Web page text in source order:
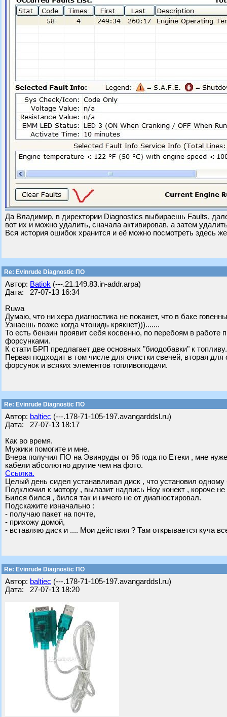
Да Владимир, в директории Diagnostics выбираешь Faults,
вот их и можно удалить, сначала активировав, а затем
Вся история ошибок хранится и её можно посмотреть здесь
Re: Evinrude Diagnostic ПО
Автор: Batiok (---.21.149.83.in-addr.arpa)
Дата: 27-07-13 16:34
Ruwa
Думаю, что ни хера диагностика не покажет, что в баке
Узнаешь позже когда чтонидь крякнет))).......
То есть бензин проявит себя косвенно, по перебоям в
форсунками.
К стати БРП предлагает две основных "биодобавки" к
Первая подходит в том числе для очистки свечей, вторая
форсунок и всяких элементов топливоподачи.
Re: Evinrude Diagnostic ПО
Автор: baltiec (---.178-71-105-197.avangarddsl.ru)
Дата: 27-07-13 18:17
Как во время.
Мужики помогите и мне.
Вчера получил ПО на Эвинруды от 96 года по Етеки , мне
кабели абсолютно другие чем на фото.
Ссылка.
Целый день сидел устанавливал диск , что установил одному
Подключил к мотору , вылазит надпись Ноу конект , короче
Бился бился , бился так и ничего не от диагностировал.
Подскажите изначально :
- получаю пакет на почте,
- прихожу домой,
- вставляю диск и .... Мои действия ? Там открывается куча
Re: Evinrude Diagnostic ПО
Автор: baltiec (---.178-71-105-197.avangarddsl.ru)
Дата: 27-07-13 18:20